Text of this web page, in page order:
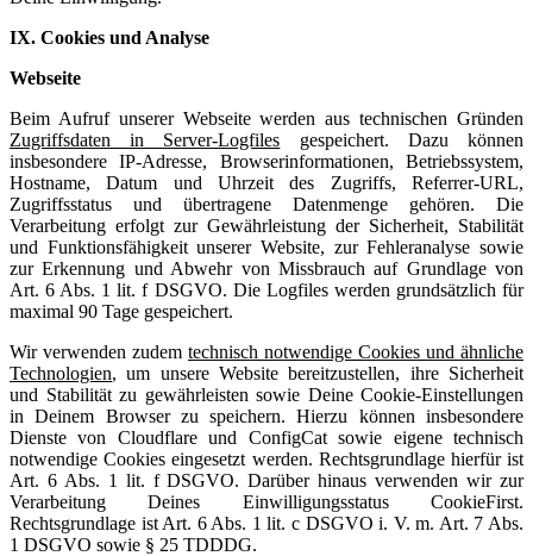
IX. Cookies und Analyse
Webseite
Beim Aufruf unserer Webseite werden aus technischen Gründen
Zugriffsdaten in Server-Logfiles gespeichert. Dazu können
insbesondere IP-Adresse, Browserinformationen, Betriebssystem,
Hostname, Datum und Uhrzeit des Zugriffs, Referrer-URL,
Zugriffsstatus und übertragene Datenmenge gehören. Die
Verarbeitung erfolgt zur Gewährleistung der Sicherheit, Stabilität
und Funktionsfähigkeit unserer Website, zur Fehleranalyse sowie
zur Erkennung und Abwehr von Missbrauch auf Grundlage von
Art. 6 Abs. 1 lit. f DSGVO. Die Logfiles werden grundsätzlich für
maximal 90 Tage gespeichert.
Wir verwenden zudem technisch notwendige Cookies und ähnliche
Technologien, um unsere Website bereitzustellen, ihre Sicherheit
und Stabilität zu gewährleisten sowie Deine Cookie-Einstellungen
in Deinem Browser zu speichern. Hierzu können insbesondere
Dienste von Cloudflare und ConfigCat sowie eigene technisch
notwendige Cookies eingesetzt werden. Rechtsgrundlage hierfür ist
Art. 6 Abs. 1 lit. f DSGVO. Darüber hinaus verwenden wir zur
Verarbeitung Deines Einwilligungsstatus CookieFirst.
Rechtsgrundlage ist Art. 6 Abs. 1 lit. c DSGVO i. V. m. Art. 7 Abs.
1 DSGVO sowie § 25 TDDDG.